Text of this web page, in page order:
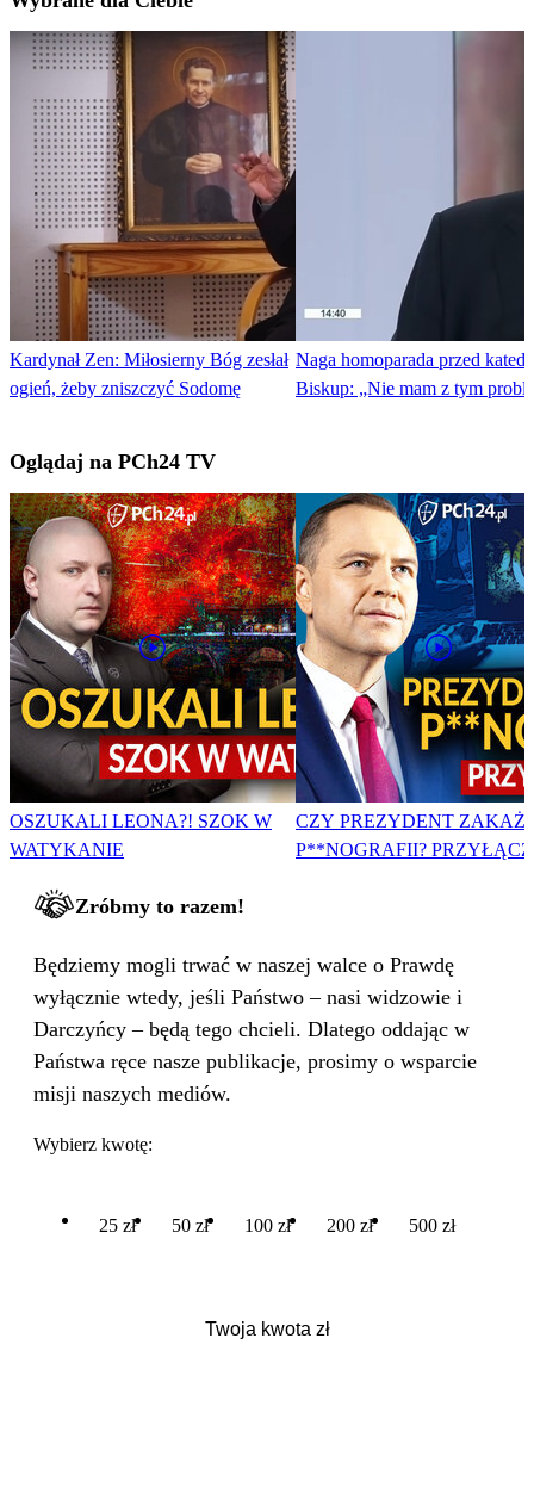
Kardynał Zen: Miłosierny Bóg zesłał
ogień, żeby zniszczyć Sodomę
Naga homoparada przed
Biskup: „Nie mam z tym
Oglądaj na PCh24 TV
OSZUKALI LEONA?! SZOK W
WATYKANIE
CZY PREZYDENT
P**NOGRAFII?
Zróbmy to razem!
Będziemy mogli trwać w naszej walce o Prawdę
wyłącznie wtedy, jeśli Państwo – nasi widzowie i
Darczyńcy – będą tego chcieli. Dlatego oddając w
Państwa ręce nasze publikacje, prosimy o wsparcie
misji naszych mediów.
Wybierz kwotę:
25 zł 50 zł 100 zł 200 zł 500 zł